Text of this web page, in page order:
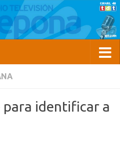
para identificar a